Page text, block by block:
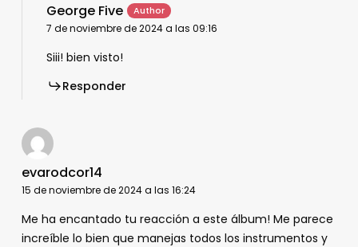
George Five
7 de noviembre de 2024 a las 09:16
Siii! bien visto!
Responder
evarodcor14
15 de noviembre de 2024 a las 16:24
Me ha encantado tu reacción a este álbum! Me parece
increíble lo bien que manejas todos los instrumentos y